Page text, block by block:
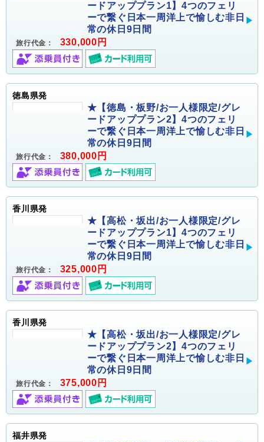
ードアッププラン1】4つのフェリ
ーで繋ぐ日本一周洋上で愉しむ非日
常の休日9日間
旅行代金： 330,000円
徳島県発
★【徳島・板野/お一人様限定/グレ
ードアッププラン2】4つのフェリ
ーで繋ぐ日本一周洋上で愉しむ非日
常の休日9日間
旅行代金： 380,000円
香川県発
★【高松・坂出/お一人様限定/グレ
ードアッププラン1】4つのフェリ
ーで繋ぐ日本一周洋上で愉しむ非日
常の休日9日間
旅行代金： 325,000円
香川県発
★【高松・坂出/お一人様限定/グレ
ードアッププラン2】4つのフェリ
ーで繋ぐ日本一周洋上で愉しむ非日
常の休日9日間
旅行代金： 375,000円
福井県発